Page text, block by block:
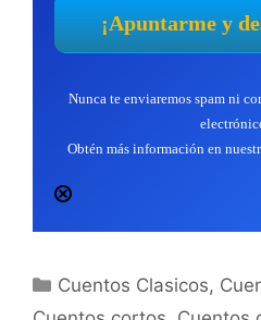
Nunca te enviaremos spam ni
Obtén más información en
Categorías
Cuentos Clasicos,